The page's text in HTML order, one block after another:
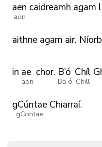
aen
aon
caidreamh agam
aithne agam air.
in ae
aon
chor. B’ó
Ba ó
Chíl
Chill
gCúntae
gContae
Chiarraí.